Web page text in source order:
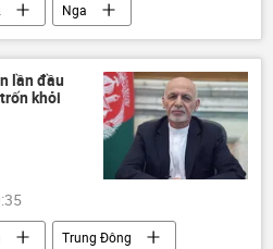
Nga
UAV
Orion-E
giả
lần đầu
khỏi
Trung Đông